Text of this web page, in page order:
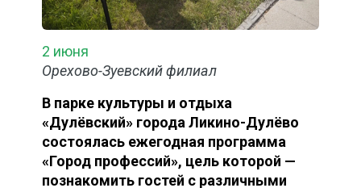
2 июня
Орехово-Зуевский филиал
В парке культуры и отдыха
«Дулёвский» города Ликино-Дулёво
состоялась ежегодная программа
«Город профессий», цель которой —
познакомить гостей с различными